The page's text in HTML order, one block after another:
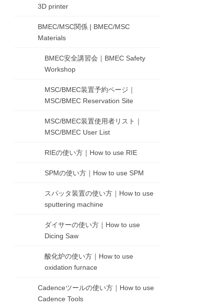
3D printer
BMEC/MSC関係 | BMEC/MSC
Materials
BMEC安全講習会｜BMEC Safety
Workshop
MSC/BMEC装置予約ページ｜
MSC/BMEC Reservation Site
MSC/BMEC装置使用者リスト｜
MSC/BMEC User List
RIEの使い方｜How to use RIE
SPMの使い方｜How to use SPM
スパッタ装置の使い方｜How to use
sputtering machine
ダイサーの使い方｜How to use
Dicing Saw
酸化炉の使い方｜How to use
oxidation furnace
Cadenceツールの使い方｜How to use
Cadence Tools